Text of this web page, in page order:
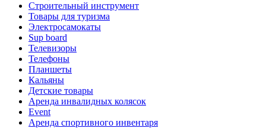
Строительный инструмент
Товары для туризма
Электросамокаты
Sup board
Телевизоры
Телефоны
Планшеты
Кальяны
Детские товары
Аренда инвалидных колясок
Event
Аренда спортивного инвентаря